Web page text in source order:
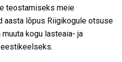
teostamiseks meie
aasta lõpus Riigikogule otsuse
kogu lasteaia- ja